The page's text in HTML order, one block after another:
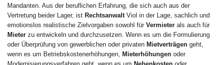
Mandanten. Aus der beruflichen Erfahrung, die sich auch aus der
Vertretung beider Lager, ist Rechtsanwalt Viol in der Lage, sachlich und
emotionslos realistische Zielvorgaben sowohl für Vermieter als auch für
Mieter zu entwickeln und durchzusetzen. Wenn es um die Formulierung
oder Überprüfung von gewerblichen oder privaten Mietverträgen geht,
wenn es um Betriebskostenerhöhungen, Mieterhöhungen oder